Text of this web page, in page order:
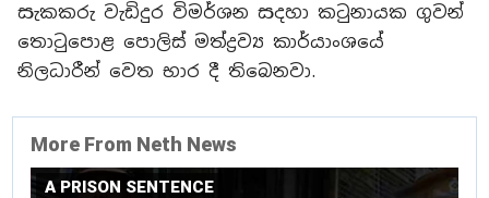
සැකකරු වැඩිදුර විමර්ශන සදහා කටුනායක ගුවන්
තොටුපොළ පොලිස් මත්ද්‍රව්‍ය කාර්යාංශයේ
නිලධාරීන් වෙත භාර දී තිබෙනවා.
More From Neth News
A PRISON SENTENCE